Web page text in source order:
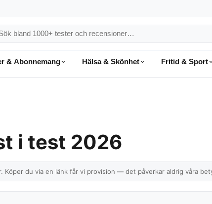
& Abonnemang Hälsa & Skönhet Fritid & Sport
i test 2026
Köper du via en länk får vi provision — det påverkar aldrig våra